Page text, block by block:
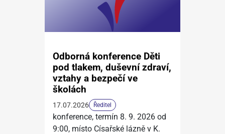
Odborná konference Děti
pod tlakem, duševní zdraví,
vztahy a bezpečí ve
školách
17.07.2026 Ředitel
konference, termín 8. 9. 2026 od
9:00, místo Císařské lázně v K.